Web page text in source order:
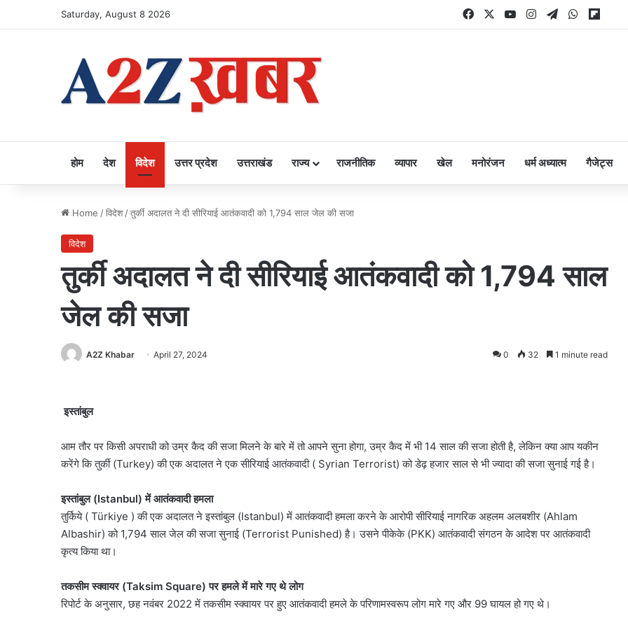
Saturday, August 8 2026 FacebookYouTubeInstagram
TelegramWhatsApp
होम देश विदेश उत्तर प्रदेश उत्तराखंड राज्य राजनीतिक व्यापार खेल मनोरंजन धर्म अध्यात्म गैजेट्स
Home /विदेश /तुर्की अदालत ने दी सीरियाई आतंकवादी को 1,794 साल जेल की सजा
विदेश
तुर्की अदालत ने दी सीरियाई आतंकवादी को 1,794 साल
जेल की सजा
A2Z Khabar April 27, 2024 0 32 1 minute read
इस्तांबुल
आम तौर पर किसी अपराधी को उम्र कैद की सजा मिलने के बारे में तो आपने सुना होगा, उम्र कैद में भी 14 साल की सजा होती है, लेकिन क्या आप ​यकीन
करेंगे कि तुर्की (Turkey) की एक अदालत ने एक सीरियाई आतंकवादी ( Syrian Terrorist) को डेढ़ हजार साल से भी ज्यादा की सजा सुनाई गई है।
इस्तांबुल (Istanbul) में आतंकवादी हमला
तुर्किये ( Türkiye ) की एक अदालत ने इस्तांबुल (Istanbul) में आतंकवादी हमला करने के आरोपी सीरियाई नागरिक अहलम अलबशीर (Ahlam
Albashir) को 1,794 साल जेल की सजा सुनाई (Terrorist Punished) है। उसने पीकेके (PKK) आतंकवादी संगठन के आदेश पर आतंकवादी
कृत्य किया था।
तकसीम स्क्वायर (Taksim Square) पर हमले में मारे गए थे लोग
रिपोर्ट के अनुसार, छह नवंबर 2022 में तकसीम स्क्वायर पर हुए आतंकवादी हमले के परिणामस्वरूप लोग मारे गए और 99 घायल हो गए थे।